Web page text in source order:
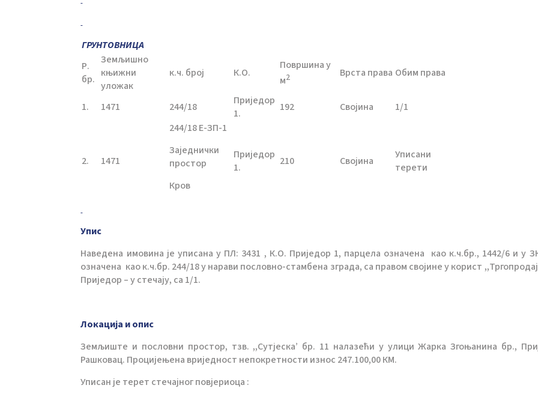
ГРУНТОВНИЦА
Р.
бр.
Земљишно
књижни
уложак
к.ч. број К.О.
Површина у
м2 Врста права Обим права
1. 1471 244/18
Приједор
1.
192 Својина 1/1
2. 1471
244/18 Е-ЗП-1
Заједнички
простор
Кров
Приједор
1.
210 Својина
Уписани
терети
Упис
Наведена имовина је уписана у ПЛ: 3431 , К.О. Приједор 1, парцела означена као к.ч.бр., 1442/6 и у
означена као к.ч.бр. 244/18 у нарави пословно-стамбена зграда, са правом својине у корист
Приједор – у стечају, са 1/1.
Локација и опис
Земљиште и пословни простор, тзв. ,,Сутјеска’ бр. 11 налазећи у улици Жарка Згоњанина бр.,
Рашковац. Процијењена вриједност непокретности износ 247.100,00 КМ.
Уписан је терет стечајног повјериоца :